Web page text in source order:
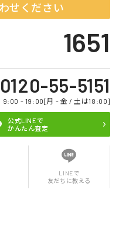
せください
1651
0120-55-5151
9:00 - 19:00[月 - 金 / 土は18:00]
公式LINEで
かんたん査定
LINEで
友だちに教える